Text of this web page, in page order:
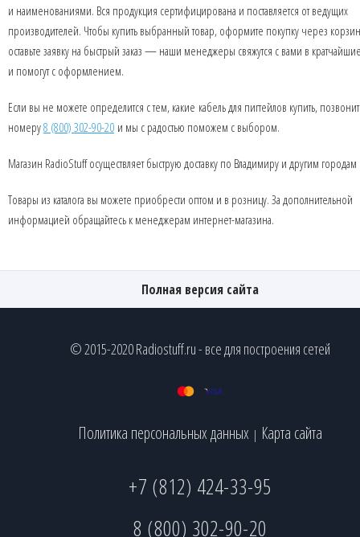
и наименованиями. Вся продукция сертифицирована и поставляется от ведущих
производителей. Чтобы купить выбранный товар, оформите покупку через
оставьте заявку на быстрый заказ — наши менеджеры свяжутся с вами в
и помогут с оформлением.
Если вы не можете определится с тем, какие кабель для пигтейлов купить,
номеру8 (800) 302-90-20 и мы с радостью поможем с выбором.
Магазин RadioStuff осуществляет быструю доставку по Владимиру и другим
Товары из каталога вы можете приобрести оптом и в розницу. За дополнительной
информацией обращайтесь к менеджерам интернет-магазина.
Полная версия сайта
© 2015-2020 Radiostuff.ru - все для построения сетей
Политика персональных данных | Карта сайта
+7 (812) 424-33-95
8 (800) 302-90-20